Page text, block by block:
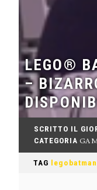
LEGO®
–
SCRITTO IL
CATEGORIA
TAG legobatman